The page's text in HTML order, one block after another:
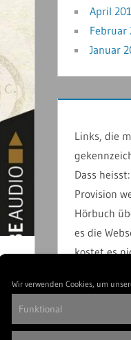
Wir verwenden Cookies, um
Funktional
April
Februar
Januar
Links, die
Dass
Provision
Hörbuch
es die
kostet es
von euch.